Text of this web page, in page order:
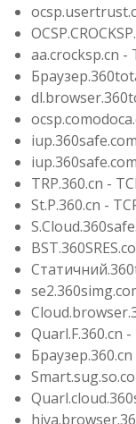
aa.crocksp.cn -
TRP.360.cn -
St.P.360.cn -
Quarl.F.360.cn